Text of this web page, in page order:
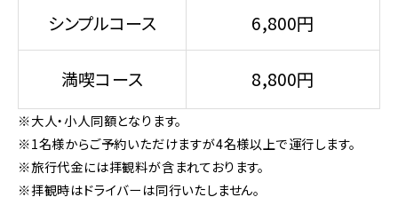
シンプルコース 6,800円
満喫コース 8,800円
※大人・小人同額となります。
※1名様からご予約いただけますが4名様以上で運行します。
※旅行代金には拝観料が含まれております。
※拝観時はドライバーは同行いたしません。